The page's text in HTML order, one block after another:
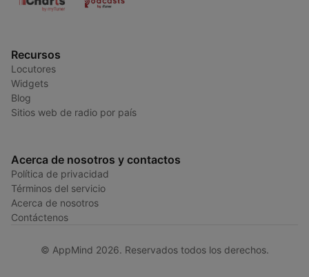
Recursos
Locutores
Widgets
Blog
Sitios web de radio por país
Acerca de nosotros y contactos
Política de privacidad
Términos del servicio
Acerca de nosotros
Contáctenos
© AppMind 2026. Reservados todos los derechos.